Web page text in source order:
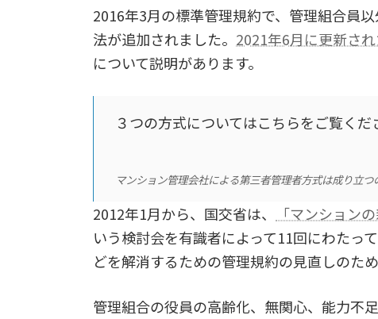
2016年3月の標準管理規約で、管理組合員
法が追加されました。 2021年6月に更新さ
について説明があります。
３つの方式についてはこちらをご覧くだ
マンション管理会社による第三者管理者方式は成り立つ
2012年1月から、国交省は、 「マンション
いう検討会を有識者によって11回にわたっ
どを解消するための管理規約の見直しのた
管理組合の役員の高齢化、無関心、能力不